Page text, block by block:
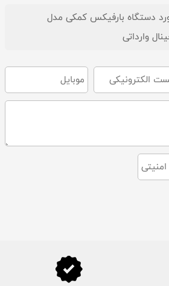
دستگاه بارفیکس کمکی مدل